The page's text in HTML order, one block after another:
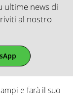
ultime news di
al nostro
e farà il suo